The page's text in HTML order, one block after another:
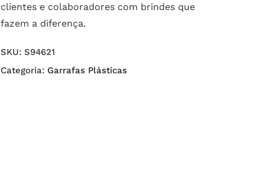
clientes e colaboradores com brindes que
fazem a diferença.
SKU: S94621
Categoria: Garrafas Plásticas